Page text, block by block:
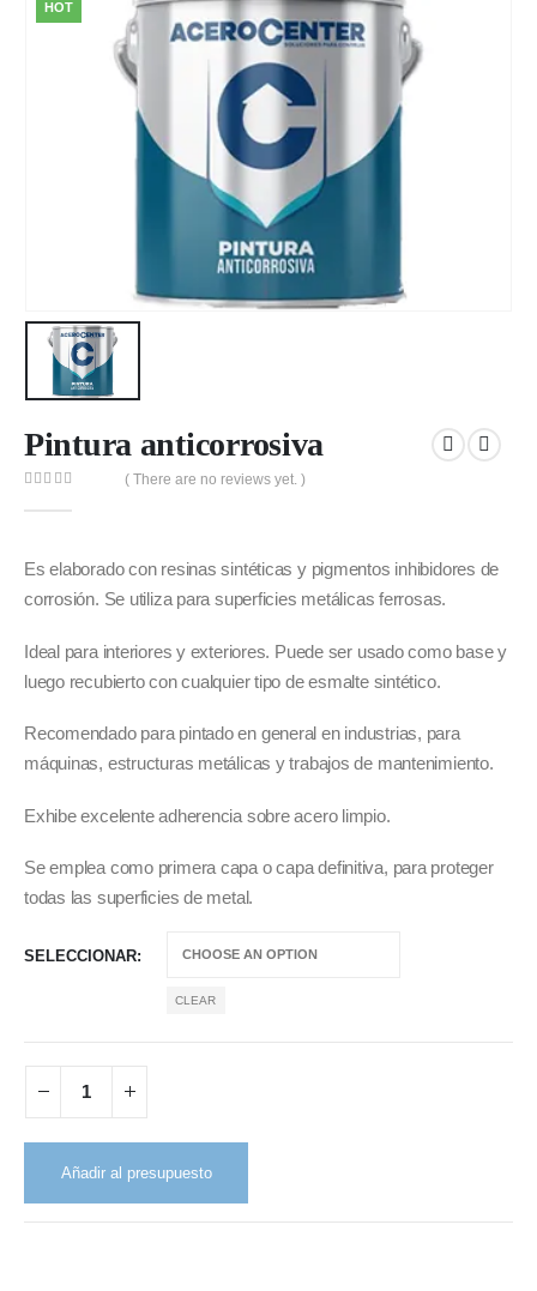
HOT
Pintura anticorrosiva
( There are no reviews yet. )
Es elaborado con resinas sintéticas y pigmentos inhibidores de
corrosión. Se utiliza para superficies metálicas ferrosas.
Ideal para interiores y exteriores. Puede ser usado como base y
luego recubierto con cualquier tipo de esmalte sintético.
Recomendado para pintado en general en industrias, para
máquinas, estructuras metálicas y trabajos de mantenimiento.
Exhibe excelente adherencia sobre acero limpio.
Se emplea como primera capa o capa definitiva, para proteger
todas las superficies de metal.
SELECCIONAR
CLEAR
Añadir al presupuesto